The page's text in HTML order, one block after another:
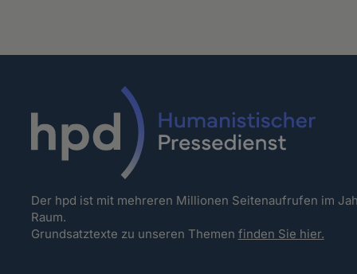
Der hpd ist mit mehreren Millionen Seitenaufrufen im
Raum.
Grundsatztexte zu unseren Themen finden Sie hier.